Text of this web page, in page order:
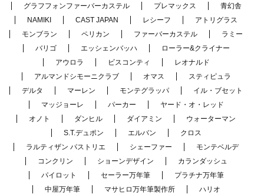
グラフフォンファーバーカステル
プレマックス
青幻舎
NAMIKI
CAST JAPAN レシーフ
アトリグラス
モンブラン
ペリカン ファーバーカステル
ラミー
バリゴ
エッシェンバッハ
ローラー&クライナー
アウロラ
ビスコンティ
レオナルド
アルマンドシモーニクラブ
オマス
スティピュラ
デルタ
マーレン モンテグラッパ
イル・ブセット
マッジョーレ
パーカー
ヤード・オ・レッド
オノト
ダンヒル ダイアミン
ウォーターマン
S.T.デュポン
エルバン
クロス
ラルティザン パストリエ
シェーファー
モンテベルデ
コンクリン
ショーンデザイン
カランダッシュ
パイロット
セーラー万年筆
プラチナ万年筆
中屋万年筆
マサヒロ万年筆製作所
ハリオ